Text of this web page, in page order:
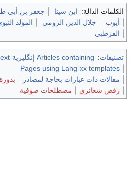
الكلمات الدالة: ابن سينا جعفر بن أبي
أيوب
جلال الدين الرومي المولد
القرطبي
تصنيفات: Articles containing إنگليزية-language text
Pages using Lang-xx templates
مقالات ذات عبارات بحاجة لمصادر
رقص شعائري
مصطلحات صوفية